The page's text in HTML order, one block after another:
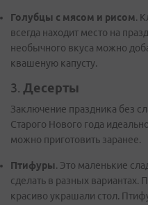
Голубцы с мясом и рисом.
всегда находит место на
необычного вкуса можно
квашеную капусту.
3. Десерты
Заключение праздника без
Старого Нового года
можно приготовить заранее.
Птифуры. Это маленькие
сделать в разных вариантах.
красиво украшали стол.